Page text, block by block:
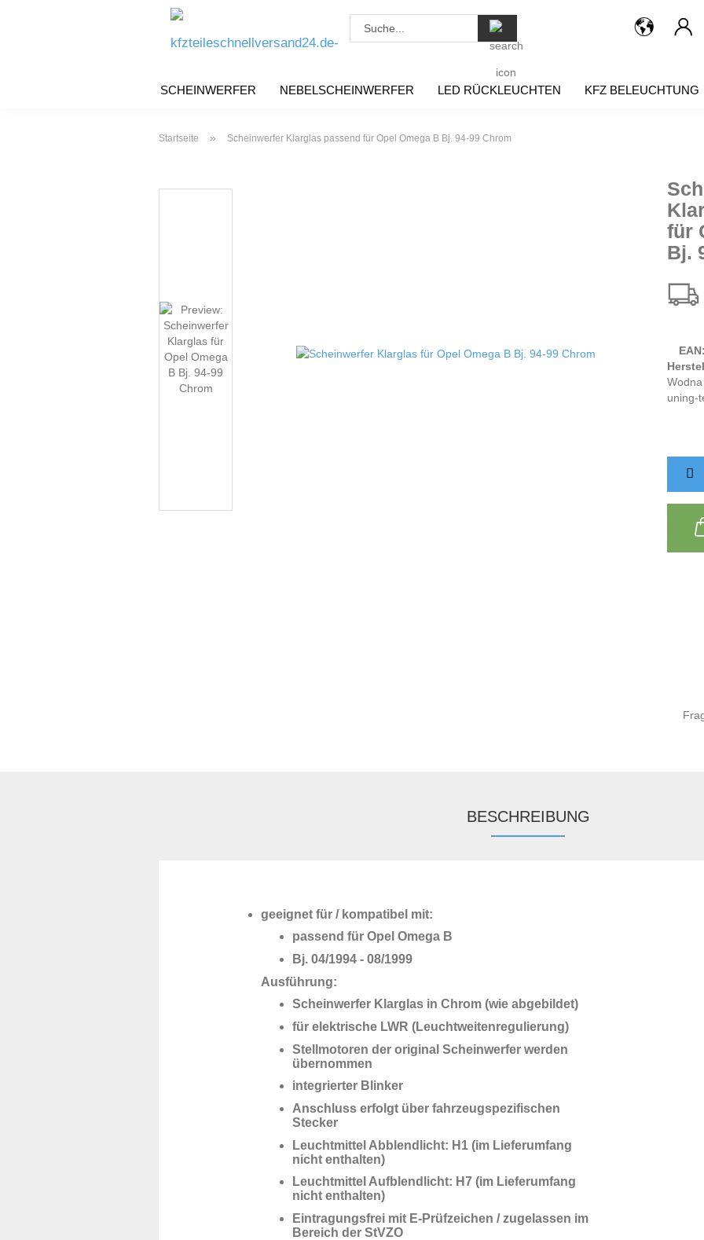
SCHEINWERFER NEBELSCHEINWERFER LED RÜCKLEUCHTEN KFZ BELEUCHTUNG
Startseite » Scheinwerfer Klarglas passend für Opel Omega B Bj. 94-99 Chrom
für
Bj.
EAN:
uning-
BESCHREIBUNG
geeignet für / kompatibel mit:
passend für Opel Omega B
Bj. 04/1994 - 08/1999
Ausführung:
Scheinwerfer Klarglas in Chrom (wie abgebildet)
für elektrische LWR (Leuchtweitenregulierung)
Stellmotoren der original Scheinwerfer werden
übernommen
integrierter Blinker
Anschluss erfolgt über fahrzeugspezifischen
Stecker
Leuchtmittel Abblendlicht: H1 (im Lieferumfang
nicht enthalten)
Leuchtmittel Aufblendlicht: H7 (im Lieferumfang
nicht enthalten)
Eintragungsfrei mit E-Prüfzeichen / zugelassen im
Bereich der StVZO